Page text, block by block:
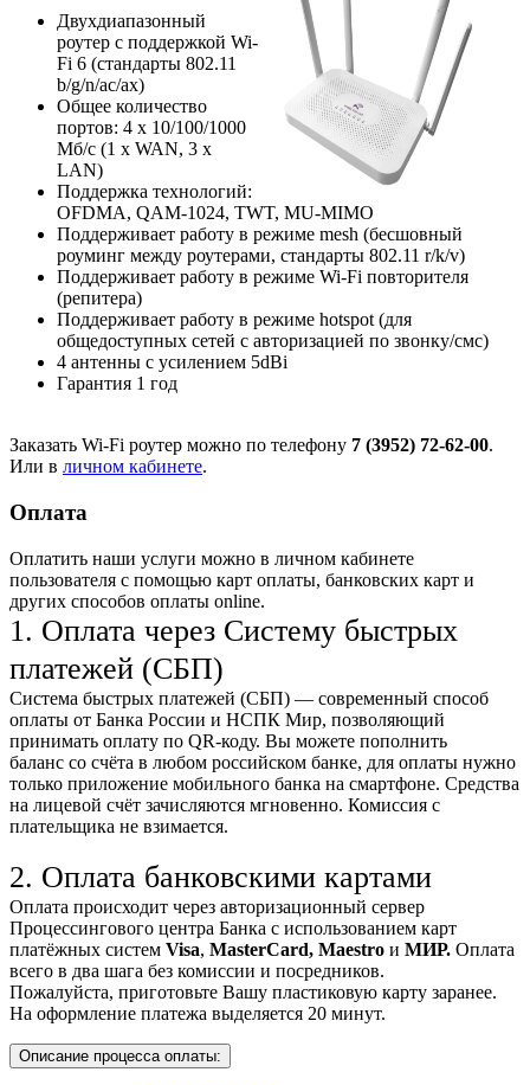
Двухдиапазонный
роутер с поддержкой Wi-
Fi 6 (стандарты 802.11
b/g/n/ac/ax)
Общее количество
портов: 4 х 10/100/1000
Мб/с (1 x WAN, 3 x
LAN)
Поддержка технологий:
OFDMA, QAM-1024, TWT, MU-MIMO
Поддерживает работу в режиме mesh (бесшовный
роуминг между роутерами, стандарты 802.11 r/k/v)
Поддерживает работу в режиме Wi-Fi повторителя
(репитера)
Поддерживает работу в режиме hotspot (для
общедоступных сетей с авторизацией по звонку/смс)
4 антенны с усилением 5dBi
Гарантия 1 год
Заказать Wi-Fi роутер можно по телефону 7 (3952) 72-62-00.
Или в личном кабинете.
Оплата
Оплатить наши услуги можно в личном кабинете
пользователя с помощью карт оплаты, банковских карт и
других способов оплаты online.
1. Оплата через Систему быстрых
платежей (СБП)
Система быстрых платежей (СБП) — современный способ
оплаты от Банка России и НСПК Мир, позволяющий
принимать оплату по QR-коду. Вы можете пополнить
баланс со счёта в любом российском банке, для оплаты нужно
только приложение мобильного банка на смартфоне. Средства
на лицевой счёт зачисляются мгновенно. Комиссия с
плательщика не взимается.
2. Оплата банковскими картами
Оплата происходит через авторизационный сервер
Процессингового центра Банка с использованием карт
платёжных систем Visa, MasterCard, Maestro и МИР. Оплата
всего в два шага без комиссии и посредников.
Пожалуйста, приготовьте Вашу пластиковую карту заранее.
На оформление платежа выделяется 20 минут.
Описание процесса оплаты: